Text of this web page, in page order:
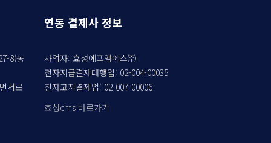
8(농
서로
연동 결제사 정보
사업자: 효성에프엠에스㈜
전자지급결제대행업: 02-004-00035
전자고지결제업: 02-007-00006
효성cms 바로가기